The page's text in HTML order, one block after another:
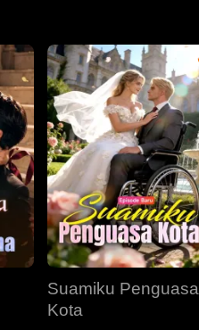
Suamiku Penguasa
Kota